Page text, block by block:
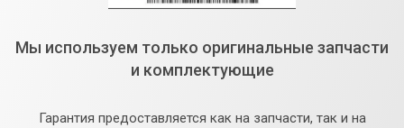
Мы используем только оригинальные запчасти
и комплектующие
Гарантия предоставляется как на запчасти, так и на